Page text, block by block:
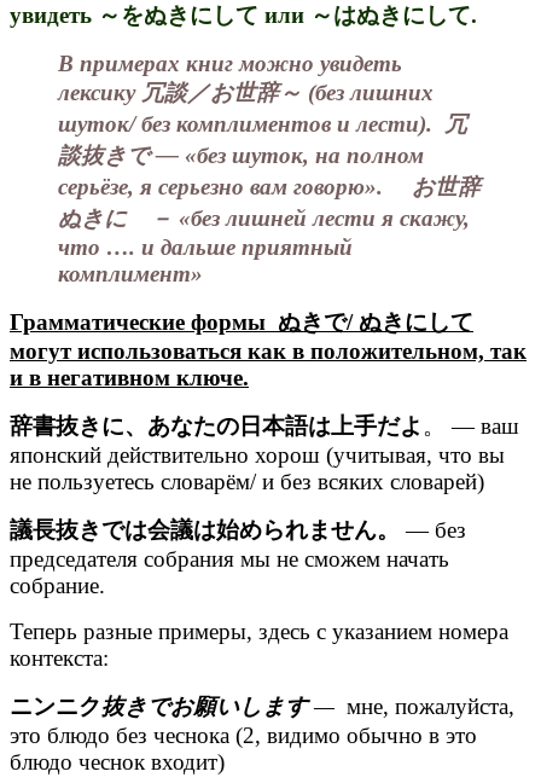
увидеть ～をぬきにして или ～はぬきにして.
В примерах книг можно увидеть
лексику 冗談／お世辞～ (без лишних
шуток/ без комплиментов и лести). 冗
談抜きで — «без шуток, на полном
серьёзе, я серьезно вам говорю». お世辞
ぬきに － «без лишней лести я скажу,
что …. и дальше приятный
комплимент»
Грамматические формы ぬきで/ ぬきにして
могут использоваться как в положительном, так
и в негативном ключе.
辞書抜きに、あなたの日本語は上手だよ 。 — ваш
японский действительно хорош (учитывая, что вы
не пользуетесь словарём/ и без всяких словарей)
議長抜きでは会議は始められません。
— без
председателя собрания мы не сможем начать
собрание.
Теперь разные примеры, здесь с указанием номера
контекста:
ニンニク抜きでお願いします— мне, пожалуйста,
это блюдо без чеснока (2, видимо обычно в это
блюдо чеснок входит)